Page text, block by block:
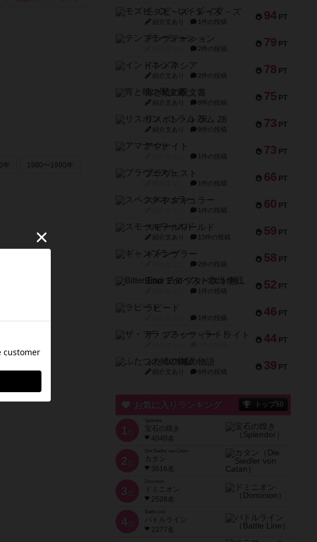
1980〜1990年
94 PT
モズビ－ズ・レイダ－ズ
紹介文あり 1件の投稿
79 PT
テンプテーション
2件の投稿
78 PT
インドネシア
紹介文あり 2件の投稿
75 PT
宵と暁の呪文書
紹介文あり 8件の投稿
73 PT
リスボン・トラム 28
紹介文あり 9件の投稿
73 PT
アマナイト
1件の投稿
66 PT
ブラヴェスト
1件の投稿
60 PT
スペクタキュラー
1件の投稿
59 PT
スモールワールド
紹介文あり 13件の投稿
58 PT
ギャンブラー
2件の投稿
52 PT
Bitter End ブタペスト救出作戦
1件の投稿
46 PT
ラピード
1件の投稿
44 PT
ザ・フラッフィー・ライト
39 PT
ふたつの城の物語
紹介文あり 6件の投稿
お気に入りランキング トップ50
1 位
宝石の煌き
4040名
2 位
Die Siedler von Catan
カタン
3616名
3 位
ドミニオン
2528名
4位
Battle Line
バトルライン
2377名